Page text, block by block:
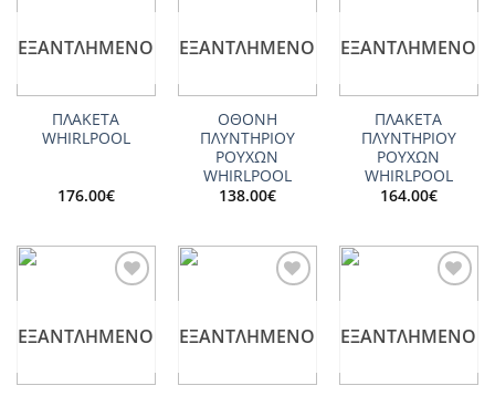
ΕΞΑΝΤΛΗΜΈΝΟ
ΠΛΑΚΕΤΑ
WHIRLPOOL
176.00€
ΕΞΑΝΤΛΗΜΈΝΟ
ΟΘΟΝΗ
ΠΛΥΝΤΗΡΙΟΥ
ΡΟΥΧΩΝ
WHIRLPOOL
138.00€
ΕΞΑΝΤΛΗΜΈΝΟ
ΠΛΑΚΕΤΑ
ΠΛΥΝΤΗΡΙΟΥ
ΡΟΥΧΩΝ
WHIRLPOOL
164.00€
ΕΞΑΝΤΛΗΜΈΝΟ ΕΞΑΝΤΛΗΜΈΝΟ ΕΞΑΝΤΛΗΜΈΝΟ